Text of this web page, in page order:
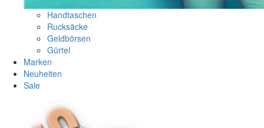
Handtaschen
Rucksäcke
Geldbörsen
Gürtel
Marken
Neuheiten
Sale